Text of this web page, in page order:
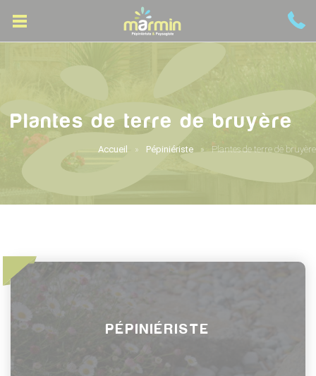
Plantes de terre de bruyère
Accueil Pépiniériste Plantes de terre de bruyère
PÉPINIÉRISTE